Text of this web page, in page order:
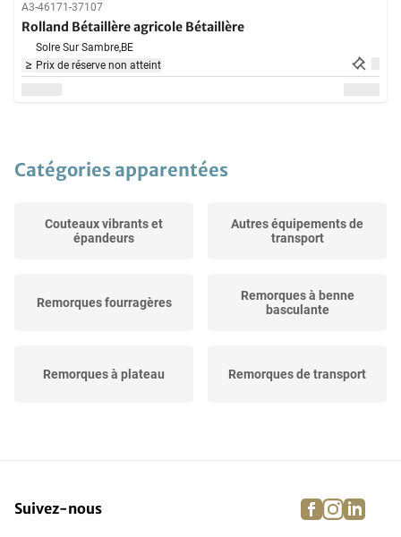
A3-46171-37107
Rolland Bétaillère agricole Bétaillère
Solre Sur Sambre,BE
Prix de réserve non atteint
Catégories apparentées
Couteaux vibrants et
épandeurs
Autres équipements de
transport
Remorques fourragères
Remorques à benne
basculante
Remorques à plateau Remorques de transport
Dumper Trailers
Remorques à fourrage et
ensileuses
Suivez-nous facebook